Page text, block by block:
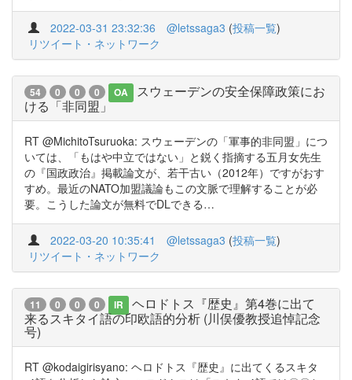
2022-03-31 23:32:36 @letssaga3 (投稿一覧)
リツイート・ネットワーク
54 0 0 0 OA
スウェーデンの安全保障政策にお
ける「非同盟」
RT @MichitoTsuruoka: スウェーデンの「軍事的非同盟」につ
いては、「もはや中立ではない」と鋭く指摘する五月女先生
の『国政政治』掲載論文が、若干古い（2012年）ですがおす
すめ。最近のNATO加盟議論もこの文脈で理解することが必
要。こうした論文が無料でDLできる…
2022-03-20 10:35:41 @letssaga3 (投稿一覧)
リツイート・ネットワーク
11 0 0 0 IR
ヘロドトス『歴史』第4巻に出て
来るスキタイ語の印欧語的分析 (川俣優教授追悼記念
号)
RT @kodaigirisyano: ヘロドトス『歴史』に出てくるスキタ